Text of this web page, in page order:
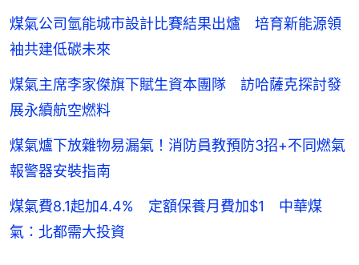
煤氣公司氫能城市設計比賽結果出爐 培育新能源領
袖共建低碳未來
煤氣主席李家傑旗下賦生資本團隊 訪哈薩克探討發
展永續航空燃料
煤氣爐下放雜物易漏氣！消防員教預防3招+不同燃氣
報警器安裝指南
煤氣費8.1起加4.4% 定額保養月費加$1 中華煤
氣：北都需大投資